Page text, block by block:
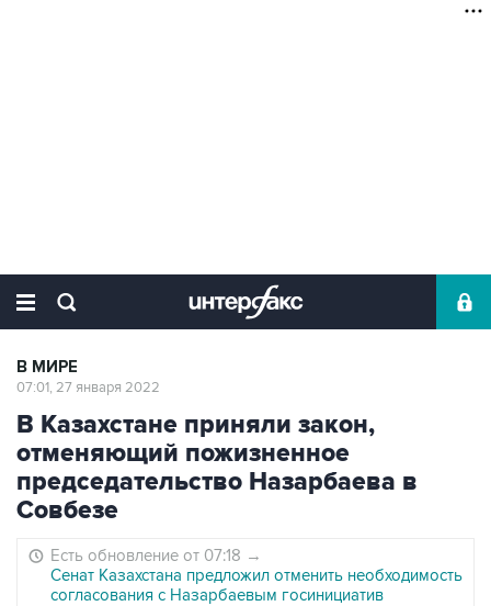
В МИРЕ
07:01, 27 января 2022
В Казахстане приняли закон,
отменяющий пожизненное
председательство Назарбаева в
Совбезе
Есть обновление от 07:18 →
Сенат Казахстана предложил отменить необходимость
согласования с Назарбаевым госинициатив